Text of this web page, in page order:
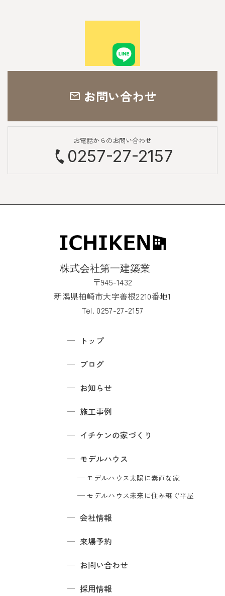
お問い合わせ
お電話からのお問い合わせ
0257-27-2157
〒945-1432
新潟県柏崎市大字善根2210番地1
Tel. 0257-27-2157
トップ
ブログ
お知らせ
施工事例
イチケンの家づくり
モデルハウス
モデルハウス太陽に素直な家
モデルハウス未来に住み継ぐ平屋
会社情報
来場予約
お問い合わせ
採用情報